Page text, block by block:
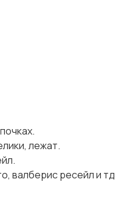
лежат.
валберис ресейл и тд